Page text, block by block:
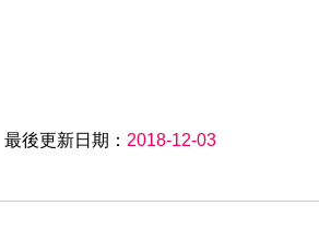
最後更新日期： 2018-12-03